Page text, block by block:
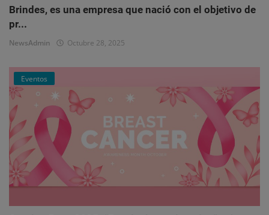
Brindes, es una empresa que nació con el objetivo de
pr...
NewsAdmin Octubre 28, 2025
Eventos